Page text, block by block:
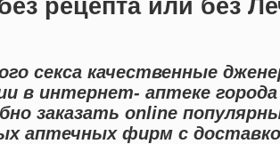
рецепта или без
секса качественные
в интернет- аптеке
заказать online
аптечных фирм с